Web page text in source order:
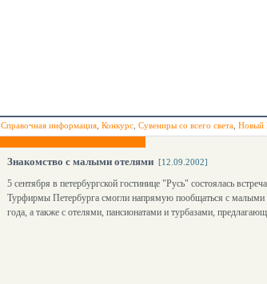
Справочная информация Конкурс Сувениры со всего света Новый
Знакомство с малыми отелями [12.09.2002]
5 сентября в петербургской гостинице "Русь" состоялась
Турфирмы Петербурга смогли напрямую пообщаться с малыми
года, а также с отелями, пансионатами и турбазами,